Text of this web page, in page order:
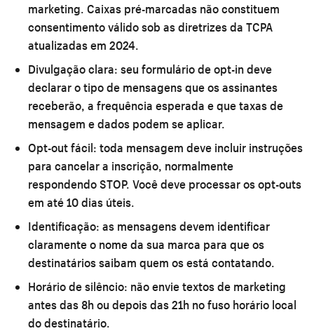
marketing. Caixas pré-marcadas não constituem
consentimento válido sob as diretrizes da TCPA
atualizadas em 2024.
Divulgação clara: seu formulário de opt-in deve
declarar o tipo de mensagens que os assinantes
receberão, a frequência esperada e que taxas de
mensagem e dados podem se aplicar.
Opt-out fácil: toda mensagem deve incluir instruções
para cancelar a inscrição, normalmente
respondendo STOP. Você deve processar os opt-outs
em até 10 dias úteis.
Identificação: as mensagens devem identificar
claramente o nome da sua marca para que os
destinatários saibam quem os está contatando.
Horário de silêncio: não envie textos de marketing
antes das 8h ou depois das 21h no fuso horário local
do destinatário.